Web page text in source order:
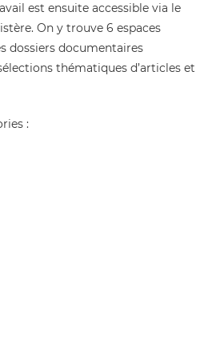
est ensuite accessible via le
On y trouve 6 espaces
dossiers documentaires
thématiques d’articles et
: